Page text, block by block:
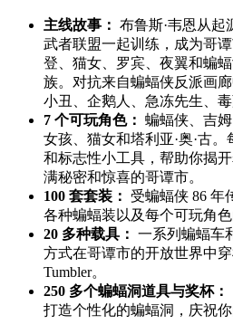
主线故事： 布鲁斯·韦恩从起
武者联盟一起训练，成为哥
登、猫女、罗宾、夜翼和蝙
族。对抗来自蝙蝠侠反派画
小丑、企鹅人、急冻先生、毒
7 个可玩角色： 蝙蝠侠、吉
女孩、猫女和塔利亚·奥·古
和标志性小工具，帮助你揭
满秘密和惊喜的哥谭市。
100 套套装：
受蝙蝠侠 86 年
各种蝙蝠装以及每个可玩角色
20 多种载具： 一系列蝙蝠车
方式在哥谭市的开放世界中
Tumbler。
250 多个蝙蝠洞道具与奖杯：
打造个性化的蝙蝠洞，庆祝你